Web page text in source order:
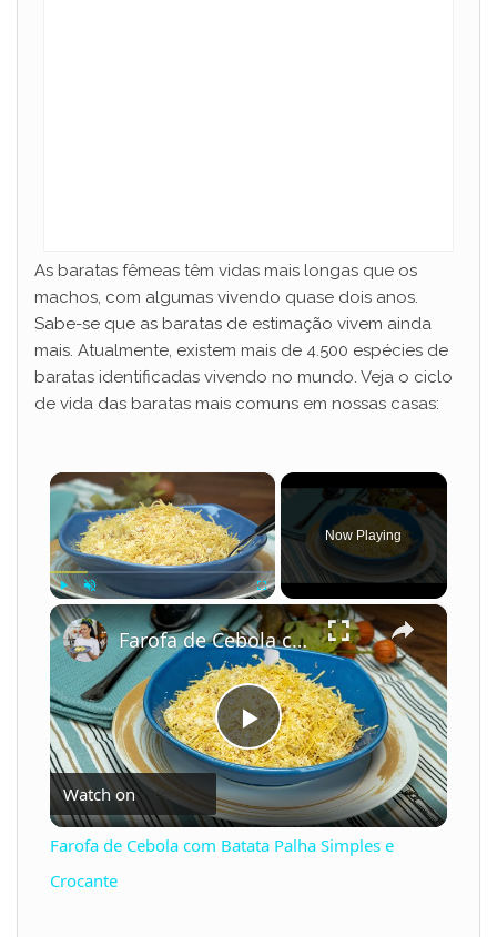
As baratas fêmeas têm vidas mais longas que os
machos, com algumas vivendo quase dois anos.
Sabe-se que as baratas de estimação vivem ainda
mais. Atualmente, existem mais de 4.500 espécies de
baratas identificadas vivendo no mundo. Veja o ciclo
de vida das baratas mais comuns em nossas casas:
×
Play Unmute
Now Playing
×
P
l
Farofa de Cebola com Batata Palha Simples e Crocante
Watch on
Farofa de Cebola com Batata Palha Simples e
Crocante